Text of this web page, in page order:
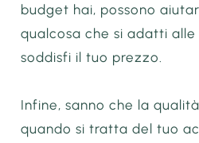
budget hai, possono
qualcosa che si adatti
soddisfi il tuo prezzo.
Infine, sanno che la
quando si tratta del tuo